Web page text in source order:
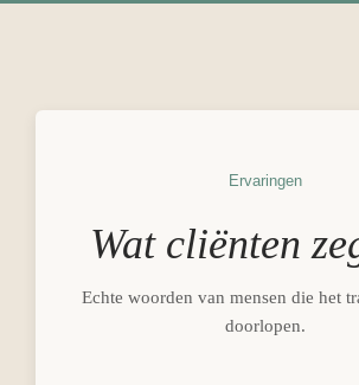
Ervaringen
Wat cliënten
Echte woorden van mensen die het
doorlopen.